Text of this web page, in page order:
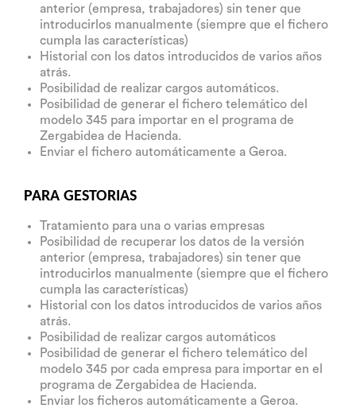
anterior (empresa, trabajadores) sin tener que
introducirlos manualmente (siempre que el fichero
cumpla las características)
Historial con los datos introducidos de varios años
atrás.
Posibilidad de realizar cargos automáticos.
Posibilidad de generar el fichero telemático del
modelo 345 para importar en el programa de
Zergabidea de Hacienda.
Enviar el fichero automáticamente a Geroa.
PARA GESTORIAS
Tratamiento para una o varias empresas
Posibilidad de recuperar los datos de la versión
anterior (empresa, trabajadores) sin tener que
introducirlos manualmente (siempre que el fichero
cumpla las características)
Historial con los datos introducidos de varios años
atrás.
Posibilidad de realizar cargos automáticos
Posibilidad de generar el fichero telemático del
modelo 345 por cada empresa para importar en el
programa de Zergabidea de Hacienda.
Enviar los ficheros automáticamente a Geroa.